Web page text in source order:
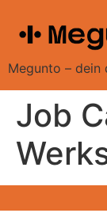
Megunto –
Job